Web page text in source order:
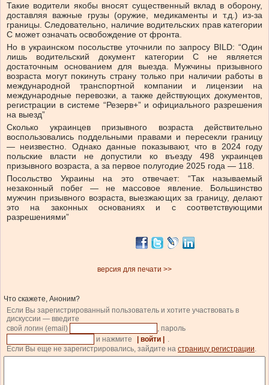
Такие водители якобы вносят существенный вклад в оборону,
доставляя важные грузы (оружие, медикаменты и т.д.) из-за
границы. Следовательно, наличие водительских прав категории
C может означать освобождение от фронта.
Но в украинском посольстве уточнили по запросу BILD: “Один
лишь водительский документ категории C не является
достаточным основанием для выезда. Мужчины призывного
возраста могут покинуть страну только при наличии работы в
международной транспортной компании и лицензии на
международные перевозки, а также действующих документов,
регистрации в системе “Резерв+” и официального разрешения
на выезд”
Сколько украинцев призывного возраста действительно
воспользовались поддельными правами и пересекли границу
— неизвестно. Однако данные показывают, что в 2024 году
польские власти не допустили ко въезду 498 украинцев
призывного возраста, а за первое полугодие 2025 года — 118.
Посольство Украины на это отвечает: “Так называемый
незаконный побег — не массовое явление. Большинство
мужчин призывного возраста, выезжающих за границу, делают
это на законных основаниях и с соответствующими
разрешениями”
версия для печати >>
Что скажете, Аноним?
Если Вы зарегистрированный пользователь и хотите участвовать в
дискуссии — введите
свой логин (email)
, пароль
и нажмите
| войти |
.
Если Вы еще не зарегистрировались, зайдите на страницу регистрации.